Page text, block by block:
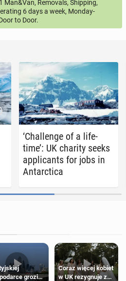
Man&Van, Removals, Shipping,
6 days a week, Monday-
to Door.
‘Chal­lenge of a life­
time’: UK charity seeks
ap­pli­cants for jobs in
Antarc­ti­ca
grozi
Coraz więcej kobiet
w UK rezygnuje z